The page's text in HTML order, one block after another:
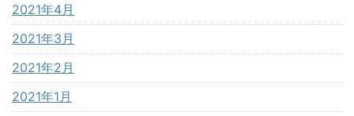
2021年4月
2021年3月
2021年2月
2021年1月